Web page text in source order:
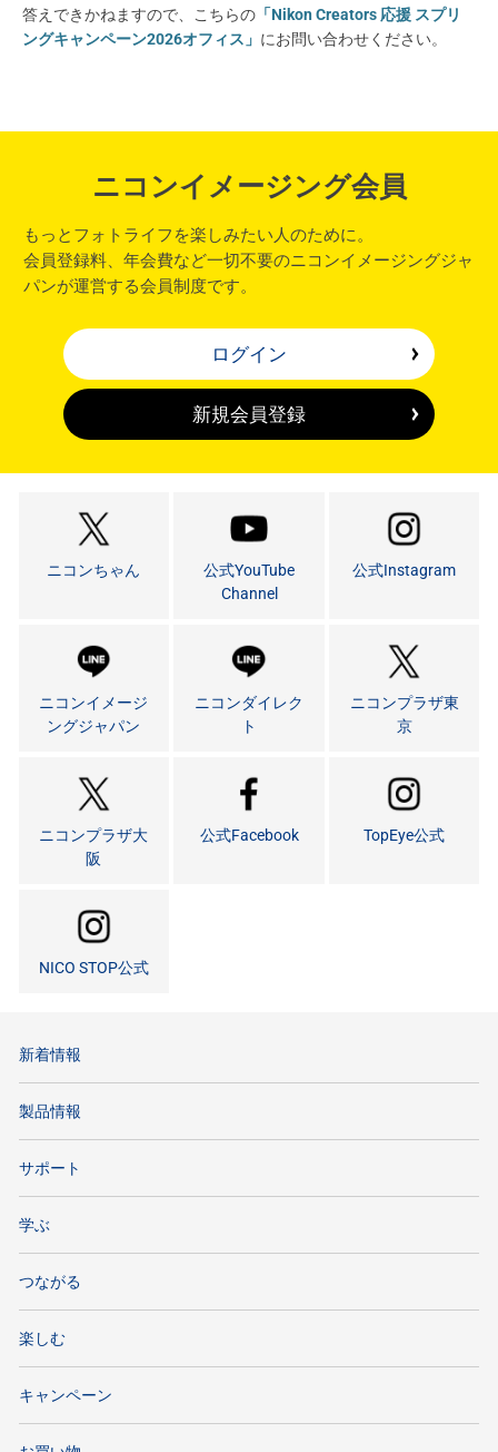
答えできかねますので、こちらの 「Nikon Creators 応援 スプリ
ングキャンペーン2026オフィス」 にお問い合わせください。
ニコンイメージング会員
もっとフォトライフを楽しみたい人のために。
会員登録料、年会費など一切不要のニコンイメージングジャ
パンが運営する会員制度です。
ログイン
新規会員登録
ニコンちゃん
公式YouTube
Channel
公式Instagram
ニコンイメージ
ングジャパン
ニコンダイレク
ト
ニコンプラザ東
京
ニコンプラザ大
阪
公式Facebook TopEye公式
NICO STOP公式
新着情報
製品情報
サポート
学ぶ
つながる
楽しむ
キャンペーン